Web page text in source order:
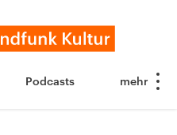
Podcasts